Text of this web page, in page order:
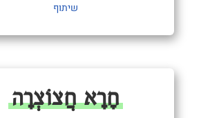
שיתוף
חָרָא חֲצוֹצְרָה